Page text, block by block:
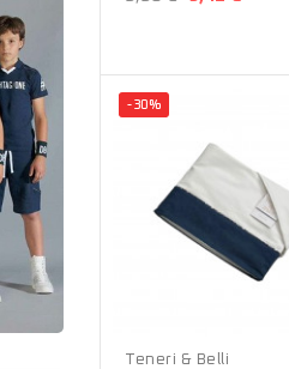
-30%
Teneri & Belli